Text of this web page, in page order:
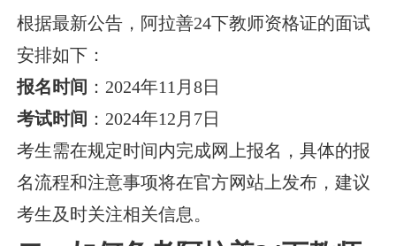
根据最新公告，阿拉善24下教师资格证的面试
安排如下：
报名时间 ：2024年11月8日
考试时间 ：2024年12月7日
考生需在规定时间内完成网上报名，具体的报
名流程和注意事项将在官方网站上发布，建议
考生及时关注相关信息。